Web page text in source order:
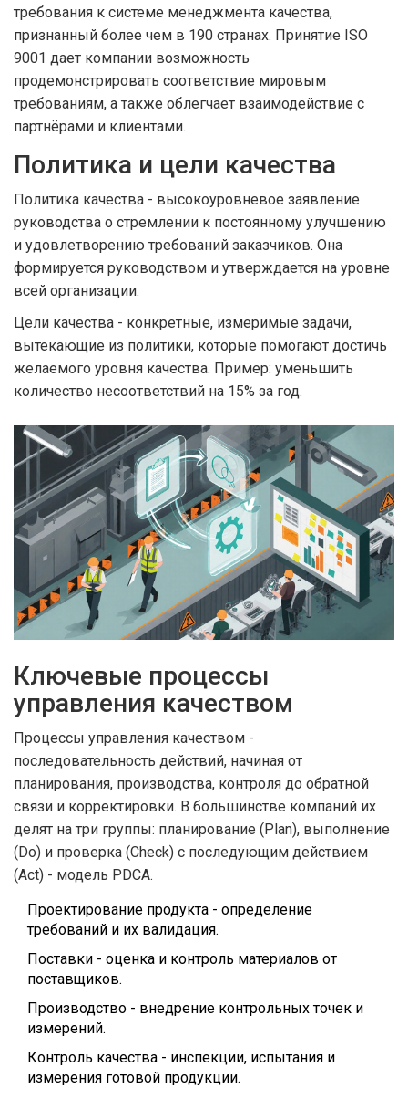
требования к системе менеджмента качества,
признанный более чем в 190 странах. Принятие ISO
9001 дает компании возможность
продемонстрировать соответствие мировым
требованиям, а также облегчает взаимодействие с
партнёрами и клиентами.
Политика и цели качества
Политика качества - высокоуровневое заявление
руководства о стремлении к постоянному улучшению
и удовлетворению требований заказчиков. Она
формируется руководством и утверждается на уровне
всей организации.
Цели качества - конкретные, измеримые задачи,
вытекающие из политики, которые помогают достичь
желаемого уровня качества. Пример: уменьшить
количество несоответствий на 15% за год.
Ключевые процессы
управления качеством
Процессы управления качеством -
последовательность действий, начиная от
планирования, производства, контроля до обратной
связи и корректировки. В большинстве компаний их
делят на три группы: планирование (Plan), выполнение
(Do) и проверка (Check) с последующим действием
(Act) - модель PDCA.
Проектирование продукта - определение
требований и их валидация.
Поставки - оценка и контроль материалов от
поставщиков.
Производство - внедрение контрольных точек и
измерений.
Контроль качества - инспекции, испытания и
измерения готовой продукции.